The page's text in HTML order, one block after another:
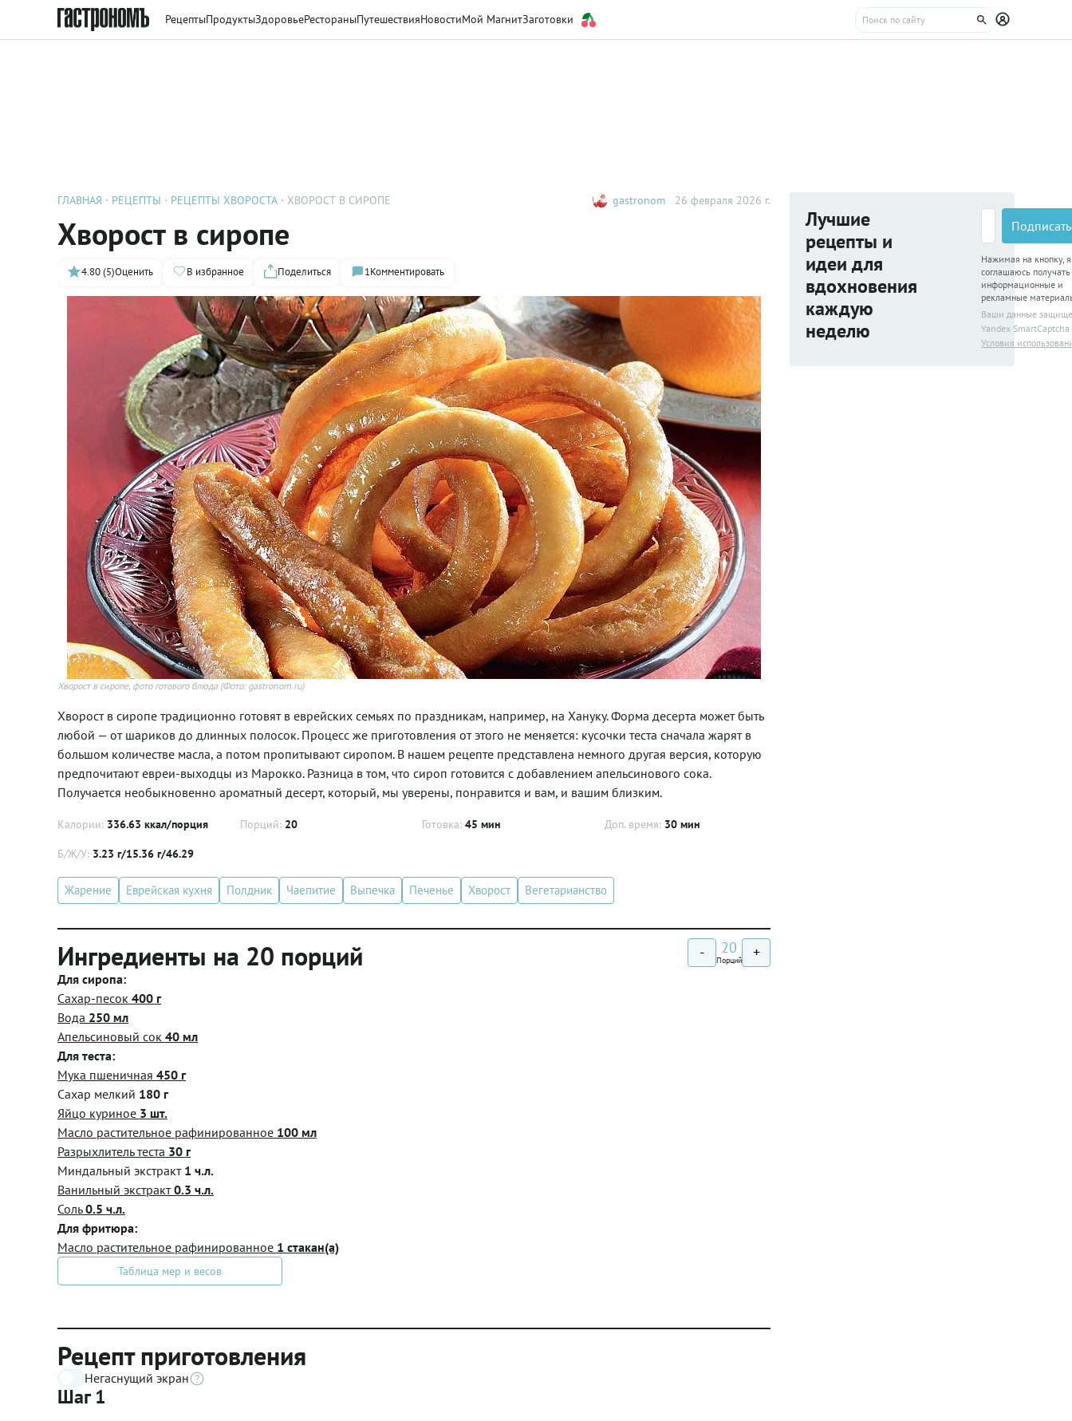
РецептыПродуктыЗдоровьеРестораныПутешествияНовостиМой МагнитЗаготовки
ГЛАВНАЯ РЕЦЕПТЫ РЕЦЕПТЫ ХВОРОСТА ХВОРОСТ В СИРОПЕ gastronom 26 февраля 2026 г.
Хворост в сиропе
4.80 (5)Оценить В избранное Поделиться 1Комментировать
Хворост в сиропе, фото готового блюда (Фото: gastronom.ru)
Хворост в сиропе традиционно готовят в еврейских семьях по праздникам, например, на Хануку. Форма десерта может быть
любой — от шариков до длинных полосок. Процесс же приготовления от этого не меняется: кусочки теста сначала жарят в
большом количестве масла, а потом пропитывают сиропом. В нашем рецепте представлена немного другая версия, которую
предпочитают евреи-выходцы из Марокко. Разница в том, что сироп готовится с добавлением апельсинового сока.
Получается необыкновенно ароматный десерт, который, мы уверены, понравится и вам, и вашим близким.
Калории: 336.63 ккал/порция Порций: 20 Готовка: 45 мин Доп. время: 30 мин
Б/Ж/У: 3.23 г/15.36 г/46.29
Жарение Еврейская кухня Полдник Чаепитие Выпечка Печенье Хворост Вегетарианство
Ингредиенты на 20 порций - 20
Порций +
Для сиропа:
Сахар-песок 400 г
Вода 250 мл
Апельсиновый сок 40 мл
Для теста:
Мука пшеничная 450 г
Сахар мелкий 180 г
Яйцо куриное 3 шт.
Масло растительное рафинированное 100 мл
Разрыхлитель теста 30 г
Миндальный экстракт 1 ч.л.
Ванильный экстракт0.3 ч.л.
Соль0.5 ч.л.
Для фритюра:
Масло растительное рафинированное 1 стакан(а)
Таблица мер и весов
Рецепт приготовления
Негаснущий экран
Шаг 1
Лучшие
рецепты и
идеи для
вдохновения
каждую
неделю
Нажимая на кнопку, я
соглашаюсь получать
информационные и
рекламные
Ваши данные
Yandex SmartCaptcha
Условия